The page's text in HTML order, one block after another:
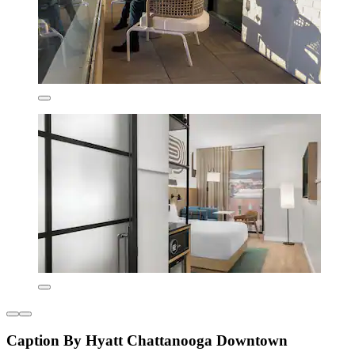
Caption By Hyatt Chattanooga Downtown